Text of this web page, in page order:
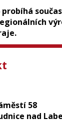
probíhá
58
nad